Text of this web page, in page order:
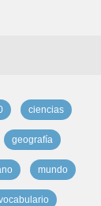
ciencias
geografía
mundo